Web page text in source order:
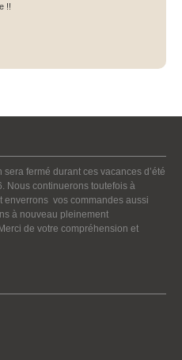
!!
fermé durant ces vacances d’été
Nous continuerons toutefois à
enverrons vos commandes aussi
à nouveau pleinement
de votre compréhension et